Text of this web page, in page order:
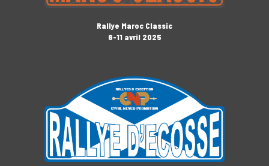
Rallye Maroc Classic
6-11 avril 2025